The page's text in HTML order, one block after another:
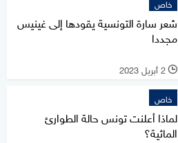
شعر سارة التونسية يقودها إلى غينيس
مجددا
l 2 أبريل 2023
خاص
لماذا أعلنت تونس حالة الطوارئ
المائية؟